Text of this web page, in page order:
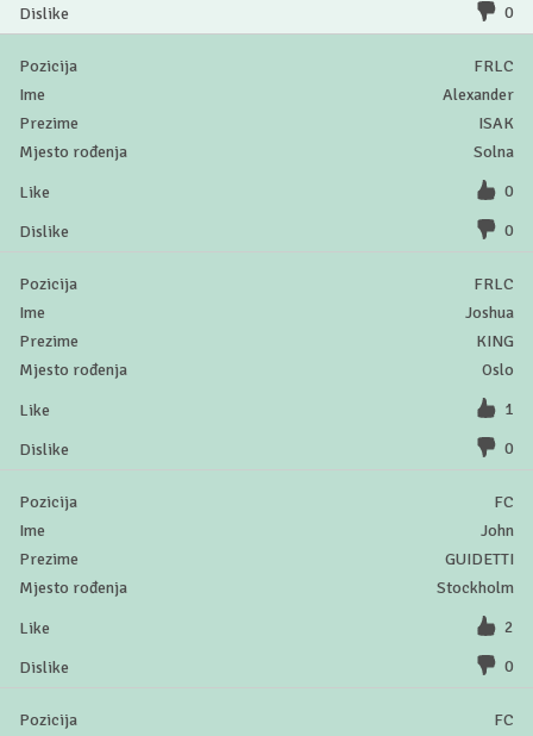
0
FRLC
Alexander
ISAK
Solna
0
0
FRLC
Joshua
KING
Oslo
1
0
FC
John
GUIDETTI
Stockholm
2
0
FC